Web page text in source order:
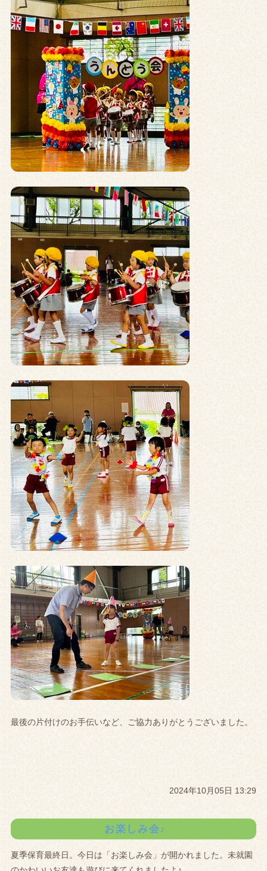
最後の片付けのお手伝いなど、ご協力ありがとうございました。
2024年10月05日 13:29
お楽しみ会♪
夏季保育最終日。今日は「お楽しみ会」が開かれました。未就園